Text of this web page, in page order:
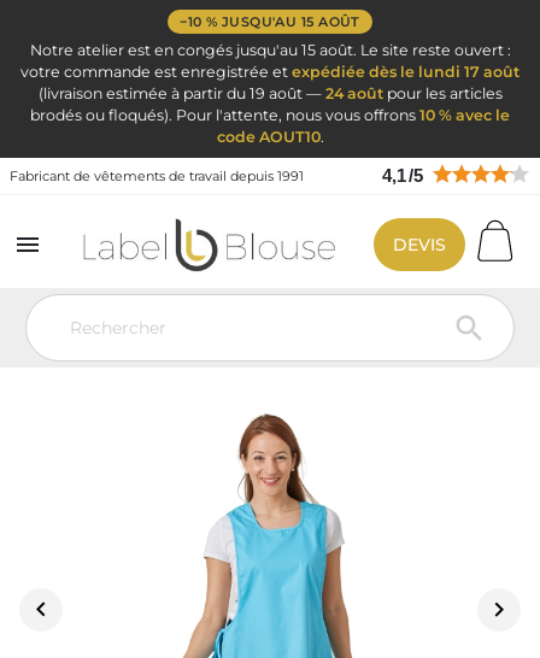
−10 % JUSQU'AU 15 AOÛT
Notre atelier est en congés jusqu'au 15 août. Le site reste ouvert :
votre commande est enregistrée et expédiée dès le lundi 17 août
(livraison estimée à partir du 19 août — 24 aoûtpour les articles
brodés ou floqués). Pour l'attente, nous vous offrons 10 % avec le
code AOUT10.
Fabricant de vêtements de travail depuis 1991 4,1/5


DEVIS
Vêtement de travail Blouse de travail par métier
Tablier chasuble
réglable par liens Coloris Turquoise
 